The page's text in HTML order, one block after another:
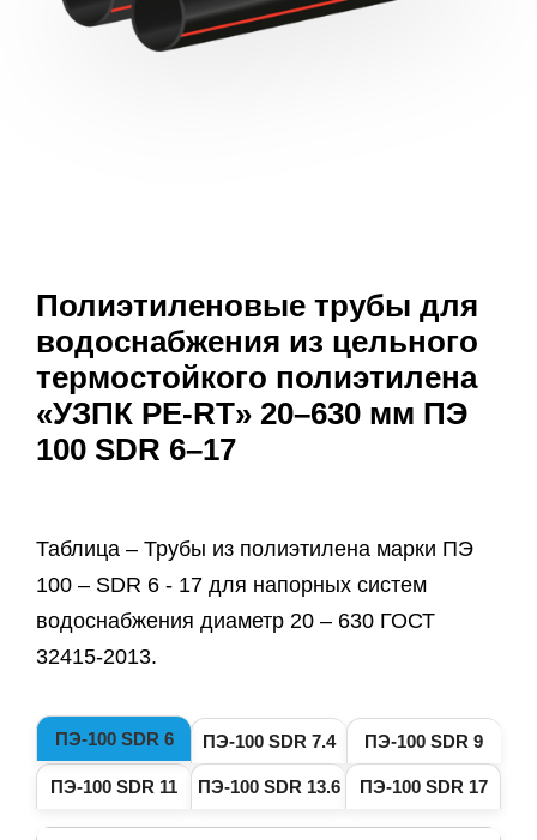
Полиэтиленовые трубы для
водоснабжения из цельного
термостойкого полиэтилена
«УЗПК PE-RT» 20–630 мм ПЭ
100 SDR 6–17
Таблица – Трубы из полиэтилена марки ПЭ
100 – SDR 6 - 17 для напорных систем
водоснабжения диаметр 20 – 630 ГОСТ
32415-2013.
ПЭ-100 SDR 6 ПЭ-100 SDR 7.4 ПЭ-100 SDR 9
ПЭ-100 SDR 11 ПЭ-100 SDR 13.6 ПЭ-100 SDR 17